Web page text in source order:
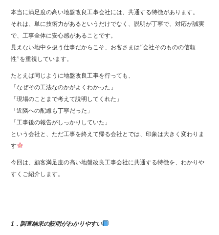
本当に満足度の高い地盤改良工事会社には、共通する特徴があります。
それは、単に技術力があるというだけでなく、説明が丁寧で、対応が誠実
で、工事全体に安心感があることです。
見えない地中を扱う仕事だからこそ、お客さまは“会社そのものの信頼
性”を重視しています。
たとえば同じように地盤改良工事を行っても、
「なぜその工法なのかがよくわかった」
「現場のことまで考えて説明してくれた」
「近隣への配慮も丁寧だった」
「工事後の報告がしっかりしていた」
という会社と、ただ工事を終えて帰る会社とでは、印象は大きく変わりま
す
今回は、顧客満足度の高い地盤改良工事会社に共通する特徴を、わかりや
すくご紹介します。
1．調査結果の説明がわかりやすい